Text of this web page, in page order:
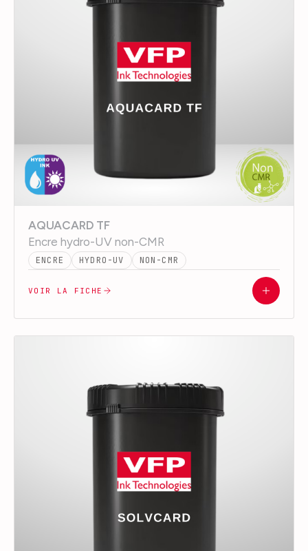
AQUACARD TF
Encre hydro-UV non-CMR
ENCRE HYDRO-UV NON-CMR
VOIR LA FICHE